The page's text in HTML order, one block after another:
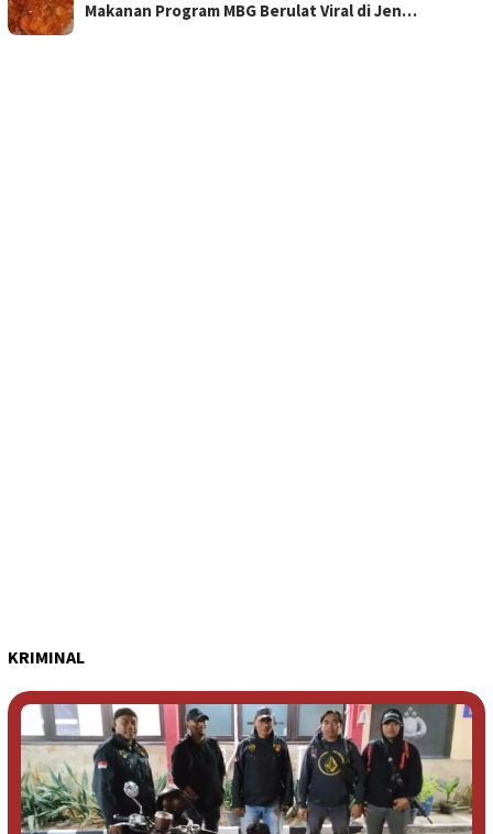
Makanan Program MBG Berulat Viral di Jen…
KRIMINAL